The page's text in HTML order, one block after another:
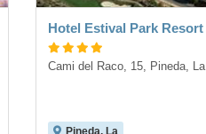
Hotel Estival Park Resort
Cami del Raco, 15, Pineda, La
Pineda, La